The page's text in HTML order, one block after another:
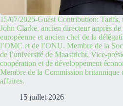
15/07/2026-Guest Contribution: Tarifs,
John Clarke, ancien directeur auprès
européenne et ancien chef de la
l’OMC et de l’ONU. Membre de la
de l’université de Maastricht. Vice-
coopération et de développement
Membre de la Commission britannique
affaires.
15 juillet 2026